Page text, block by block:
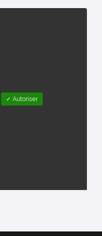
✓ Autoriser